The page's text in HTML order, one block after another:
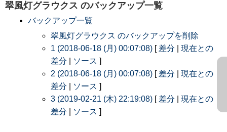
翠風灯グラウクス のバックアップ一覧
バックアップ一覧
翠風灯グラウクス のバックアップを削除
1 (2018-06-18 (月) 00:07:08) [ 差分
現在との
差分
ソース ]
2 (2018-06-18 (月) 00:07:08) [ 差分
現在との
差分
ソース ]
3 (2019-02-21 (木) 22:19:08) [ 差分
現在との
差分
ソース ]